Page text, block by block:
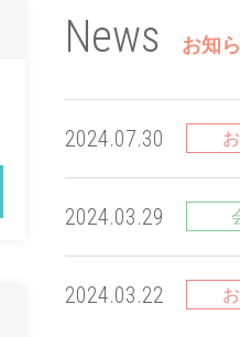
News お知
2024.07.30
2024.03.29
2024.03.22